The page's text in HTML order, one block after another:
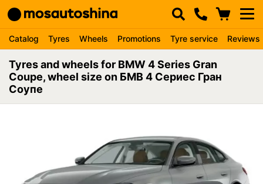
Catalog Tyres Wheels Promotions Tyre service Reviews
Tyres and wheels for BMW 4 Series Gran
Coupe, wheel size on БМВ 4 Сериес Гран
Соупе